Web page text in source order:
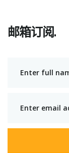
邮箱订阅.